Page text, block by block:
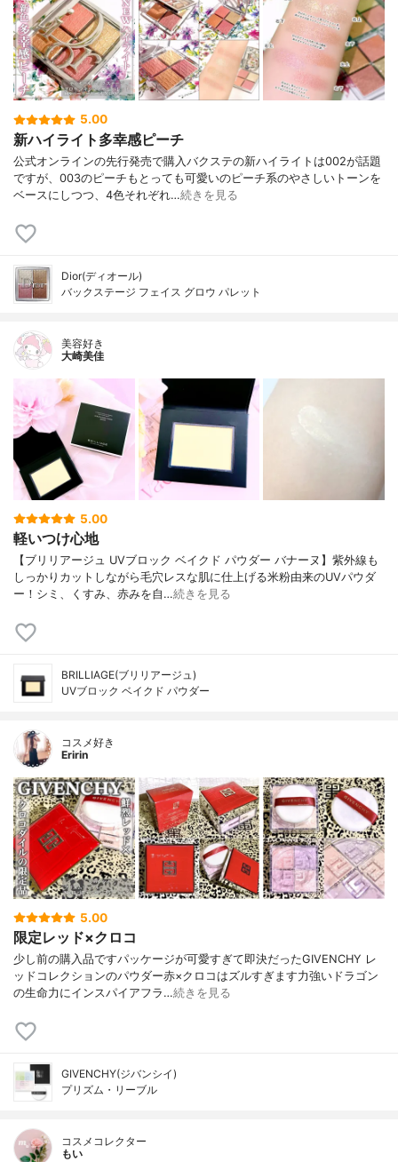
5.00
新ハイライト多幸感ピーチ
公式オンラインの先行発売で購入バクステの新ハイライトは002が話題
ですが、003のピーチもとっても可愛いのピーチ系のやさしいトーンを
ベースにしつつ、4色それぞれ…続きを見る
Dior(ディオール)
バックステージ フェイス グロウ パレット
美容好き
大崎美佳
5.00
軽いつけ心地
【ブリリアージュ UVブロック ベイクド パウダー バナーヌ】紫外線も
しっかりカットしながら毛穴レスな肌に仕上げる米粉由来のUVパウダ
ー！シミ、くすみ、赤みを自…続きを見る
BRILLIAGE(ブリリアージュ)
UVブロック ベイクド パウダー
コスメ好き
Eririn
5.00
限定レッド×クロコ
少し前の購入品ですパッケージが可愛すぎて即決だったGIVENCHY レ
ッドコレクションのパウダー赤×クロコはズルすぎます力強いドラゴン
の生命力にインスパイアフラ…続きを見る
GIVENCHY(ジバンシイ)
プリズム・リーブル
コスメコレクター
もい